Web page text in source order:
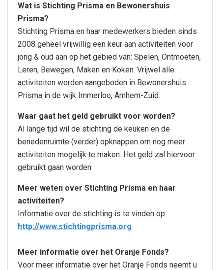
Wat is Stichting Prisma en Bewonershuis
Prisma?
Stichting Prisma en haar medewerkers bieden sinds
2008 geheel vrijwillig een keur aan activiteiten voor
jong & oud aan op het gebied van: Spelen, Ontmoeten,
Leren, Bewegen, Maken en Koken. Vrijwel alle
activiteiten worden aangeboden in Bewonershuis
Prisma in de wijk Immerloo, Arnhem-Zuid.
Waar gaat het geld gebruikt voor worden?
Al lange tijd wil de stichting de keuken en de
benedenruimte (verder) opknappen om nog meer
activiteiten mogelijk te maken. Het geld zal hiervoor
gebruikt gaan worden
Meer weten over Stichting Prisma en haar
activiteiten?
Informatie over de stichting is te vinden op:
http://www.stichtingprisma.org
Meer informatie over het Oranje Fonds?
Voor meer informatie over het Oranje Fonds neemt u